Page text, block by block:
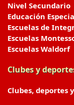
Nivel Secundario
Educación
Escuelas de
Escuelas
Escuelas Waldorf
Clubes y
Clubes, deportes